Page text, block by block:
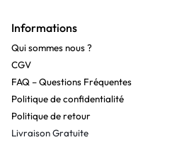
Informations
Qui sommes nous ?
CGV
FAQ – Questions Fréquentes
Politique de confidentialité
Politique de retour
Livraison Gratuite